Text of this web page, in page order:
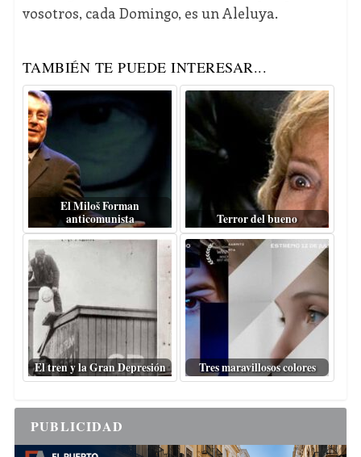
vosotros, cada Domingo, es un Aleluya.
TAMBIÉN TE PUEDE INTERESAR...
El Miloš Forman
anticomunista
Terror del bueno
El tren y la Gran Depresión Tres maravillosos colores
PUBLICIDAD